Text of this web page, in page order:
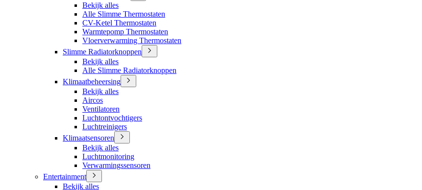
Bekijk alles
Alle Slimme Thermostaten
CV-Ketel Thermostaten
Warmtepomp Thermostaten
Vloerverwarming Thermostaten
Slimme Radiatorknoppen
Bekijk alles
Alle Slimme Radiatorknoppen
Klimaatbeheersing
Bekijk alles
Aircos
Ventilatoren
Luchtontvochtigers
Luchtreinigers
Klimaatsensoren
Bekijk alles
Luchtmonitoring
Verwarmingssensoren
Entertainment
Bekijk alles